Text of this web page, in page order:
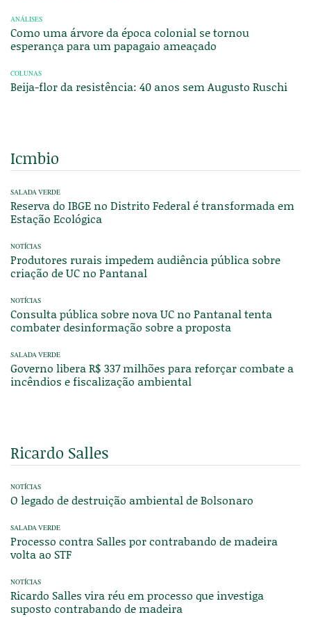
ANÁLISES
Como uma árvore da época colonial se tornou
esperança para um papagaio ameaçado
COLUNAS
Beija-flor da resistência: 40 anos sem Augusto Ruschi
Icmbio
SALADA VERDE
Reserva do IBGE no Distrito Federal é transformada em
Estação Ecológica
NOTÍCIAS
Produtores rurais impedem audiência pública sobre
criação de UC no Pantanal
NOTÍCIAS
Consulta pública sobre nova UC no Pantanal tenta
combater desinformação sobre a proposta
SALADA VERDE
Governo libera R$ 337 milhões para reforçar combate a
incêndios e fiscalização ambiental
Ricardo Salles
NOTÍCIAS
O legado de destruição ambiental de Bolsonaro
SALADA VERDE
Processo contra Salles por contrabando de madeira
volta ao STF
NOTÍCIAS
Ricardo Salles vira réu em processo que investiga
suposto contrabando de madeira